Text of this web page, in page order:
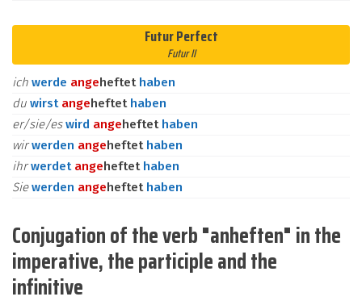
Futur Perfect
Futur II
ich werde angeheftet haben
du wirst angeheftet haben
er/sie/eswird angeheftet haben
wirwerden angeheftet haben
ihrwerdet angeheftet haben
Siewerden angeheftet haben
Conjugation of the verb "anheften" in the
imperative, the participle and the
infinitive